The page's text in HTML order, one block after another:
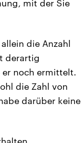
mit der Sie
die Anzahl
derartig
er noch ermittelt.
die Zahl von
darüber keine